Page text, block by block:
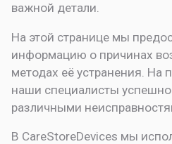
важной детали.
На этой странице мы
информацию о причинах
методах её устранения. На
наши специалисты успешно
различными
В CareStoreDevices мы